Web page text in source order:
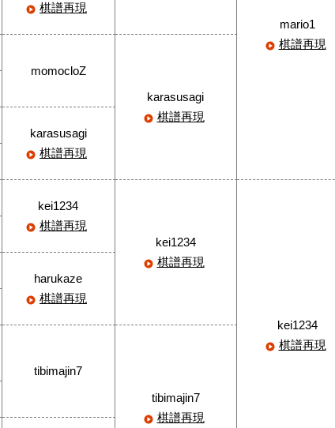
mario1
棋譜再現
棋譜再現
momocloZ
karasusagi
棋譜再現
karasusagi
棋譜再現
kei1234
棋譜再現
kei1234
棋譜再現
kei1234
棋譜再現
harukaze
棋譜再現
tibimajin7
tibimajin7
棋譜再現